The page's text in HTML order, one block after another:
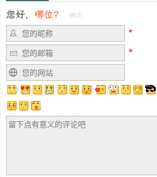
您好， 哪位？ 确定